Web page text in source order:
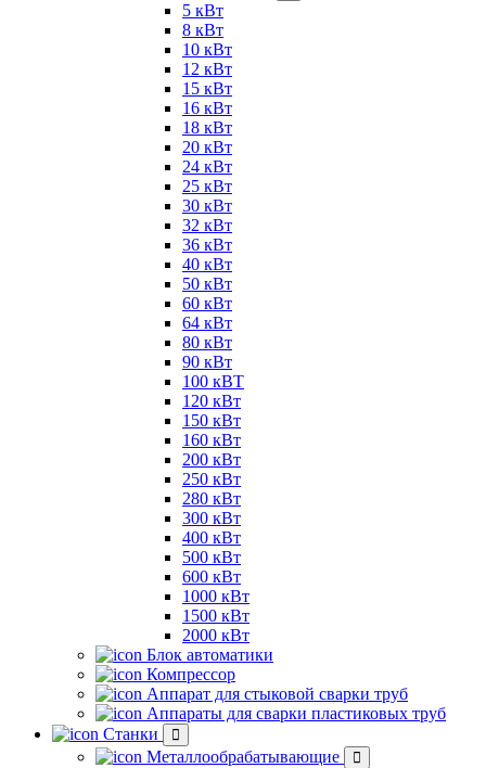
5 кВт
8 кВт
10 кВт
12 кВт
15 кВт
16 кВт
18 кВт
20 кВт
24 кВт
25 кВт
30 кВт
32 кВт
36 кВт
40 кВт
50 кВт
60 кВт
64 кВт
80 кВт
90 кВт
100 кВТ
120 кВт
150 кВт
160 кВт
200 кВт
250 кВт
280 кВт
300 кВт
400 кВт
500 кВт
600 кВт
1000 кВт
1500 кВт
2000 кВт
Блок автоматики
Компрессор
Аппарат для стыковой сварки труб
Аппараты для сварки пластиковых труб
Станки
Металлообрабатывающие